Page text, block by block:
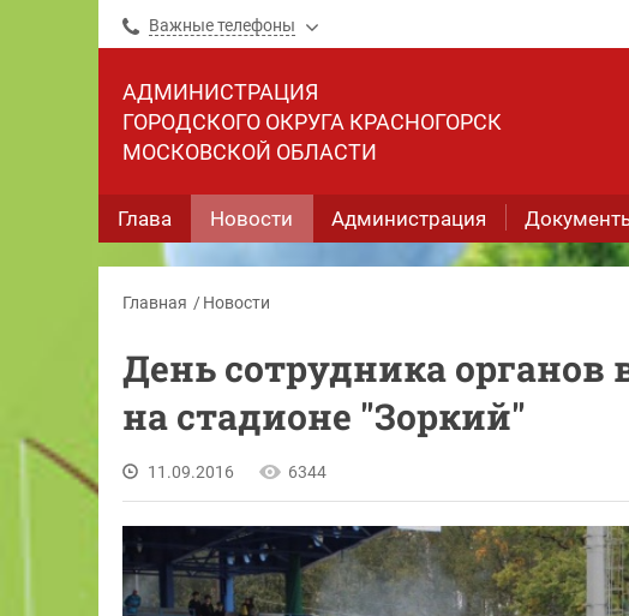
Важные телефоны
АДМИНИСТРАЦИЯ
ГОРОДСКОГО ОКРУГА КРАСНОГОРСК
МОСКОВСКОЙ ОБЛАСТИ
Глава Новости Администрация
Главная Новости
День сотрудника
на стадионе "Зоркий"
11.09.2016 6344